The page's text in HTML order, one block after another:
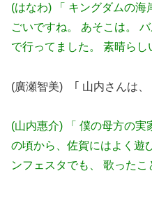
(はなわ) 「 キングダムの海
ごいですね。 あそこは。
で行ってました。 素晴らし
(廣瀬智美) ｢ 山内さんは、
(山内惠介) 「 僕の母方の
の頃から、佐賀にはよく遊
ンフェスタでも、 歌ったこ